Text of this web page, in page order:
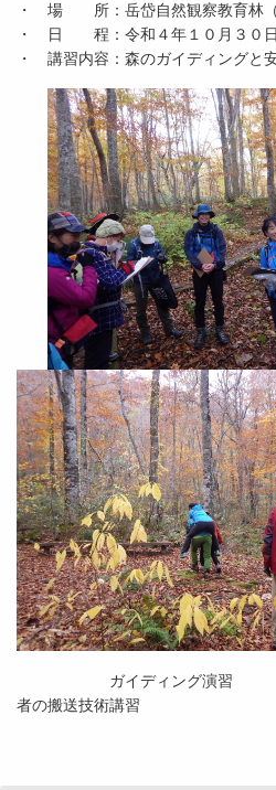
・ 場 所：岳岱自然観察教育林（
・ 日 程：令和４年１０月３０日
・ 講習内容：森のガイディングと
ガイディン
者の搬送技術講習